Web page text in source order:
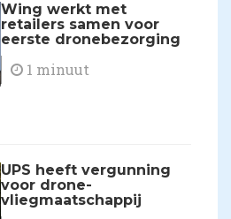
Wing werkt met
retailers samen voor
eerste dronebezorging
1 minuut
UPS heeft vergunning
voor drone-
vliegmaatschappij